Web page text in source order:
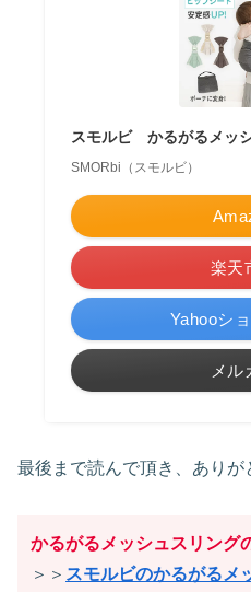
スモルビ かるがるメッ
SMORbi（スモルビ）
楽天
Yahooシ
メル
最後まで読んで頂き、ありが
かるがるメッシュスリング
＞＞ スモルビのかるがるメ